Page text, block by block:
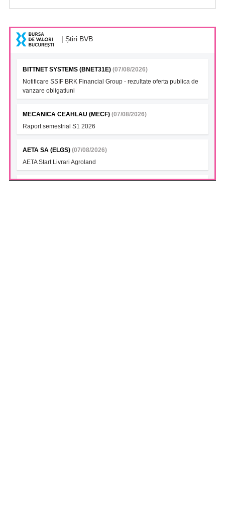
| Știri BVB
BITTNET SYSTEMS (BNET31E) (07/08/2026)
Notificare SSIF BRK Financial Group - rezultate oferta publica de
vanzare obligatiuni
MECANICA CEAHLAU (MECF) (07/08/2026)
Raport semestrial S1 2026
AETA SA (ELGS) (07/08/2026)
AETA Start Livrari Agroland